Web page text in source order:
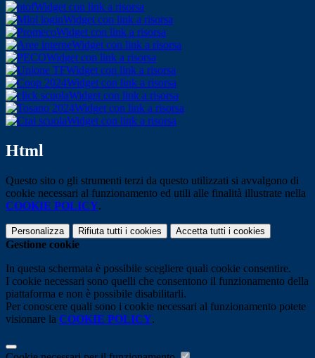
Widget con link a risorsa
Widget con link a risorsa
Widget con link a risorsa
Widget con link a risorsa
Widget con link a risorsa
Widget con link a risorsa
Widget con link a risorsa
Widget con link a risorsa
Widget con link a risorsa
Widget con link a risorsa
Html
Questo sito o gli strumenti terzi da questo utilizzati si avvalgono di
cookie necessari al funzionamento ed utili alle finalità illustrate nella
COOKIE POLICY.
Personalizza Rifiuta tutti i cookies Accetta tutti i cookies
Gestione cookie
In questa schermata è possibile scegliere quali cookie consentire.
I cookie necessari sono quelli che consentono il funzionamento della
piattaforma e non è possibile disabilitarli.
Per conoscere quali sono i cookie necessari al funzionamento potete
visionare la COOKIE POLICY.